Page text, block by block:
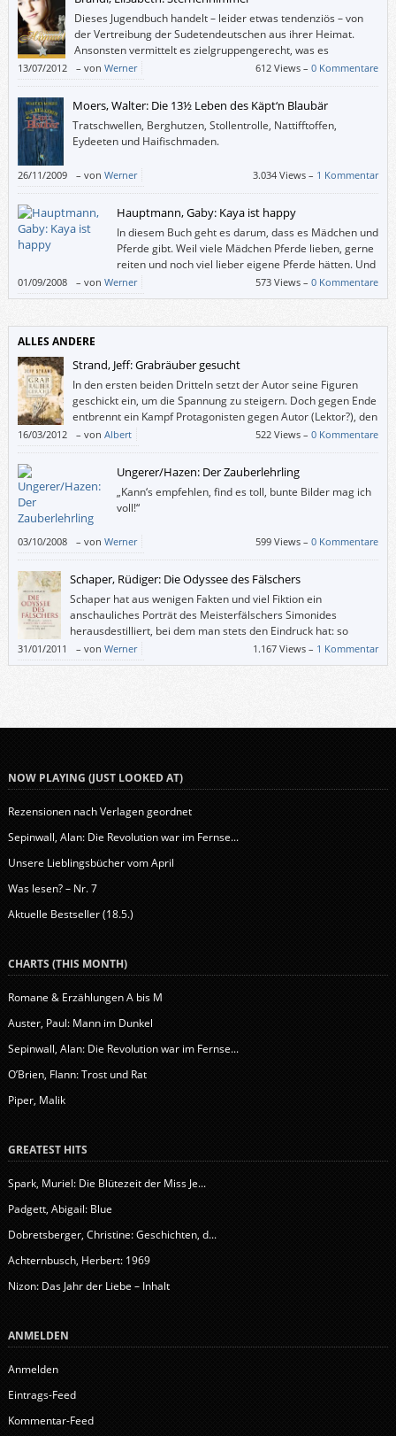
Dieses Jugendbuch handelt – leider etwas tendenziös – von
der Vertreibung der Sudetendeutschen aus ihrer Heimat.
Ansonsten vermittelt es zielgruppengerecht, was es
bedeutet, aus der Heimat vertrieben zu werden, und wie es
ist, woanders nicht willkommen zu sein.
13/07/2012 – von Werner 612 Views –0 Kommentare
Moers, Walter: Die 13½ Leben des Käpt‘n Blaubär
Tratschwellen, Berghutzen, Stollentrolle, Nattifftoffen,
Eydeeten und Haifischmaden.
26/11/2009 – von Werner 3.034 Views – 1 Kommentar
Hauptmann, Gaby: Kaya ist happy
In diesem Buch geht es darum, dass es Mädchen und
Pferde gibt. Weil viele Mädchen Pferde lieben, gerne
reiten und noch viel lieber eigene Pferde hätten. Und
für diese Mädchen ist dieses Buch auch geschrieben.
01/09/2008 – von Werner 573 Views –0 Kommentare
ALLES ANDERE
Strand, Jeff: Grabräuber gesucht
In den ersten beiden Dritteln setzt der Autor seine Figuren
geschickt ein, um die Spannung zu steigern. Doch gegen Ende
entbrennt ein Kampf Protagonisten gegen Autor (Lektor?), den
alle verlieren.
16/03/2012 – von Albert 522 Views –0 Kommentare
Ungerer/Hazen: Der Zauberlehrling
„Kann‘s empfehlen, find es toll, bunte Bilder mag ich
voll!“
03/10/2008 – von Werner 599 Views –0 Kommentare
Schaper, Rüdiger: Die Odyssee des Fälschers
Schaper hat aus wenigen Fakten und viel Fiktion ein
anschauliches Porträt des Meisterfälschers Simonides
herausdestilliert, bei dem man stets den Eindruck hat: so
könnte sich das alles tatsächlich abgespielt haben.
31/01/2011 – von Werner 1.167 Views – 1 Kommentar
NOW PLAYING (JUST LOOKED AT)
Rezensionen nach Verlagen geordnet
Sepinwall, Alan: Die Revolution war im Fernse...
Unsere Lieblingsbücher vom April
Was lesen? – Nr. 7
Aktuelle Bestseller (18.5.)
CHARTS (THIS MONTH)
Romane & Erzählungen A bis M
Auster, Paul: Mann im Dunkel
Sepinwall, Alan: Die Revolution war im Fernse...
O’Brien, Flann: Trost und Rat
Piper, Malik
GREATEST HITS
Spark, Muriel: Die Blütezeit der Miss Je...
Padgett, Abigail: Blue
Dobretsberger, Christine: Geschichten, d...
Achternbusch, Herbert: 1969
Nizon: Das Jahr der Liebe – Inhalt
ANMELDEN
Anmelden
Eintrags-Feed
Kommentar-Feed